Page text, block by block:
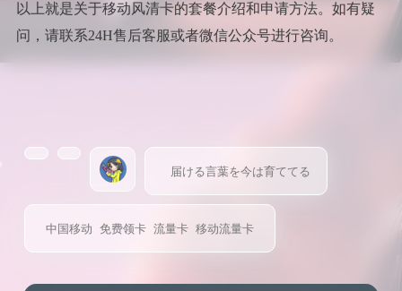
以上就是关于移动风清卡的套餐介绍和申请方法。如有疑
问，请联系24H售后客服或者微信公众号进行咨询。
届ける言葉を今は育ててる
中国移动 免费领卡 流量卡 移动流量卡